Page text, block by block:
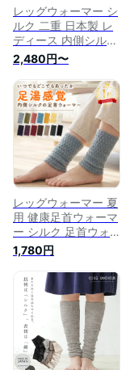
レッグウォーマー シ
ルク 二重 日本製 レ
ディース 内側シルク
100 睡眠 冬用 秋冬
レッグウォーマー ア
ームウォーマー 薄い
薄手 シルクレッグウ
ォーマー 二重編み
薄手レッグウォーマ
ー ふくらはぎ 温め
る 温め 温活 外出 デ
スクワーク 高齢者
シニア 学生
2,480円〜
レッグウォーマー 夏
用 健康足首ウォーマ
ー シルク 足首ウォ
ーマー 冷房対策 足
首 温め グッズ 冷え
とり 就寝用 睡眠 レ
ディース 日本製 二
重構造 ショート 温
活 レッグウォーマー
レディース 山忠 温
むすび
1,780円